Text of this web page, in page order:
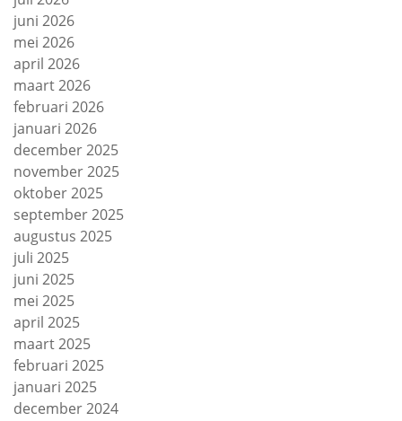
juni 2026
mei 2026
april 2026
maart 2026
februari 2026
januari 2026
december 2025
november 2025
oktober 2025
september 2025
augustus 2025
juli 2025
juni 2025
mei 2025
april 2025
maart 2025
februari 2025
januari 2025
december 2024